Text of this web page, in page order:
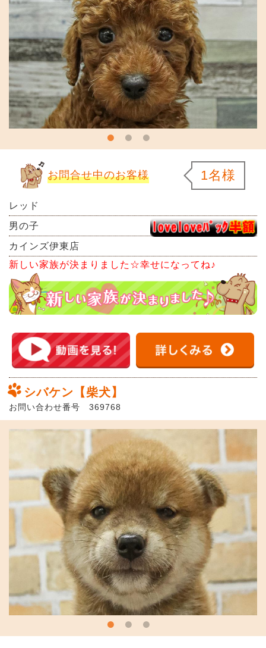
お問合せ中のお客様 1名様
レッド
男の子
カインズ伊東店
新しい家族が決まりました☆幸せになってね♪
シバケン【柴犬】
お問い合わせ番号 369768